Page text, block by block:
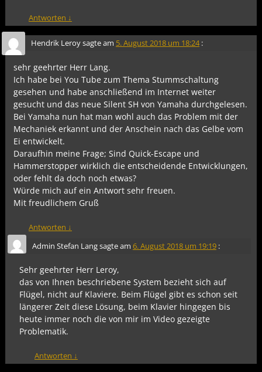
Antworten ↓
Hendrik Leroysagte am 5. August 2018 um 18:24 :
sehr geehrter Herr Lang.
Ich habe bei You Tube zum Thema Stummschaltung
gesehen und habe anschließend im Internet weiter
gesucht und das neue Silent SH von Yamaha durchgelesen.
Bei Yamaha nun hat man wohl auch das Problem mit der
Mechaniek erkannt und der Anschein nach das Gelbe vom
Ei entwickelt.
Daraufhin meine Frage; Sind Quick-Escape und
Hammerstopper wirklich die entscheidende Entwicklungen,
oder fehlt da doch noch etwas?
Würde mich auf ein Antwort sehr freuen.
Mit freudlichem Gruß
Antworten ↓
Admin Stefan Langsagte am 6. August 2018 um 19:19 :
Sehr geehrter Herr Leroy,
das von Ihnen beschriebene System bezieht sich auf
Flügel, nicht auf Klaviere. Beim Flügel gibt es schon seit
längerer Zeit diese Lösung, beim Klavier hingegen bis
heute immer noch die von mir im Video gezeigte
Problematik.
Antworten ↓